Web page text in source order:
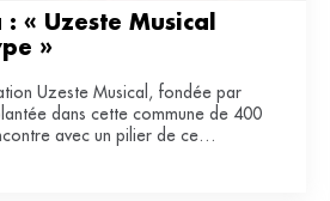
« Uzeste Musical
»
Uzeste Musical, fondée par
dans cette commune de 400
avec un pilier de ce